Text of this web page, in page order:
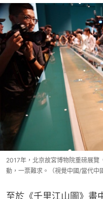
2017年，北京故宮博物院重磅展
動，一票難求。（視覺中國/當代中
至於《千里江山圖》畫